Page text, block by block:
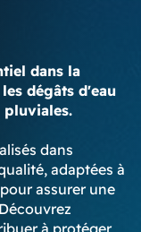
dans la
dégâts d'eau
pluviales.
dans
adaptées à
assurer une
à protéger